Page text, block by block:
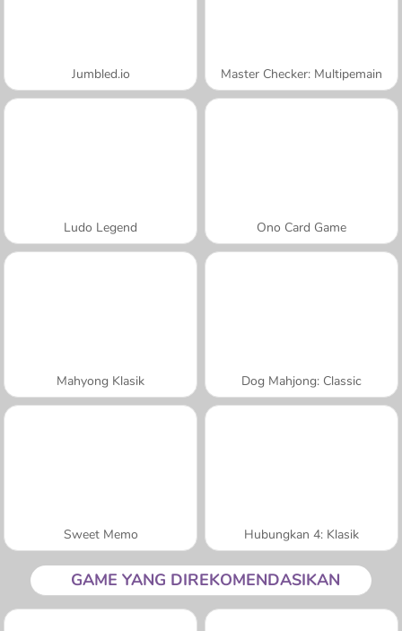
Jumbled.io Master Checker: Multipemain
Ludo Legend Ono Card Game
Mahyong Klasik Dog Mahjong: Classic
Sweet Memo Hubungkan 4: Klasik
GAME YANG DIREKOMENDASIKAN